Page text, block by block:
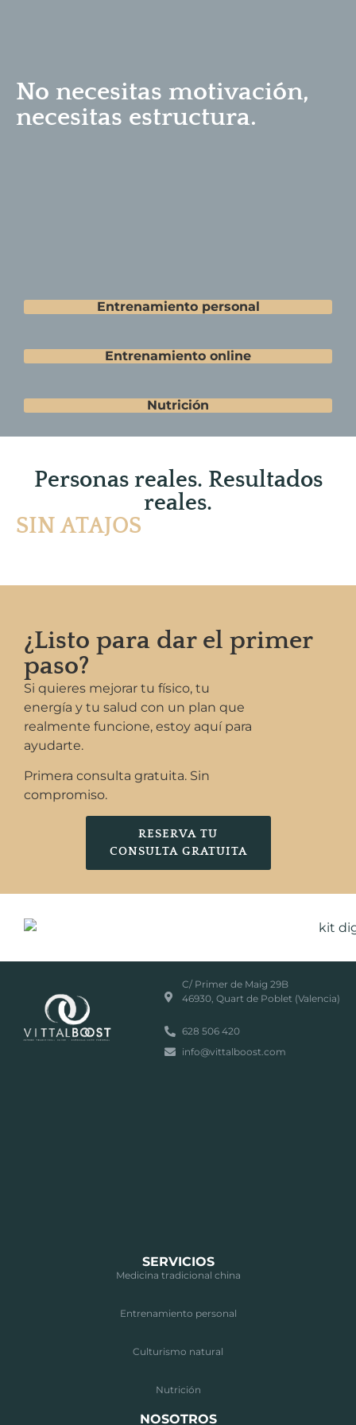
No necesitas motivación,
necesitas estructura.
Entrenamiento personal
Entrenamiento online
Nutrición
Personas reales. Resultados
reales.
SIN ATAJOS
¿Listo para dar el primer
paso?
Si quieres mejorar tu físico, tu
energía y tu salud con un plan que
realmente funcione, estoy aquí para
ayudarte.
Primera consulta gratuita. Sin
compromiso.
RESERVA TU
CONSULTA GRATUITA
C/ Primer de Maig 29B
46930, Quart de Poblet (Valencia)
628 506 420
info@vittalboost.com
SERVICIOS
Medicina tradicional china
Entrenamiento personal
Culturismo natural
Nutrición
NOSOTROS